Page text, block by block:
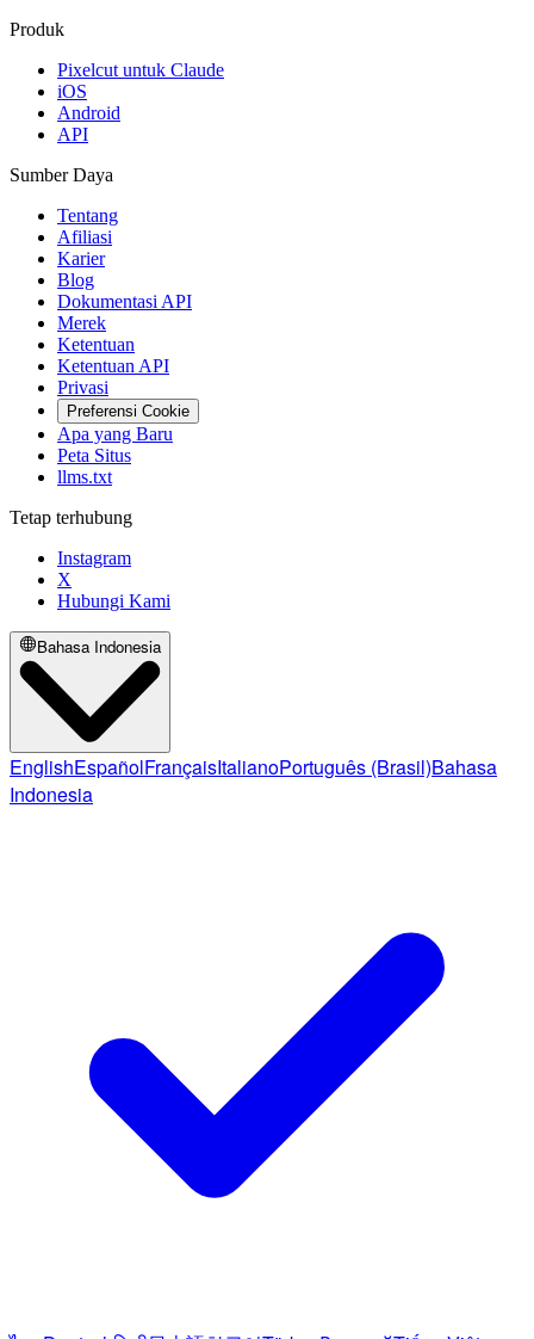
Produk
Pixelcut untuk Claude
iOS
Android
API
Sumber Daya
Tentang
Afiliasi
Karier
Blog
Dokumentasi API
Merek
Ketentuan
Ketentuan API
Privasi
Preferensi Cookie
Apa yang Baru
Peta Situs
llms.txt
Tetap terhubung
Instagram
X
Hubungi Kami
Bahasa Indonesia
EnglishEspañolFrançaisItalianoPortuguês (Brasil)Bahasa
Indonesia